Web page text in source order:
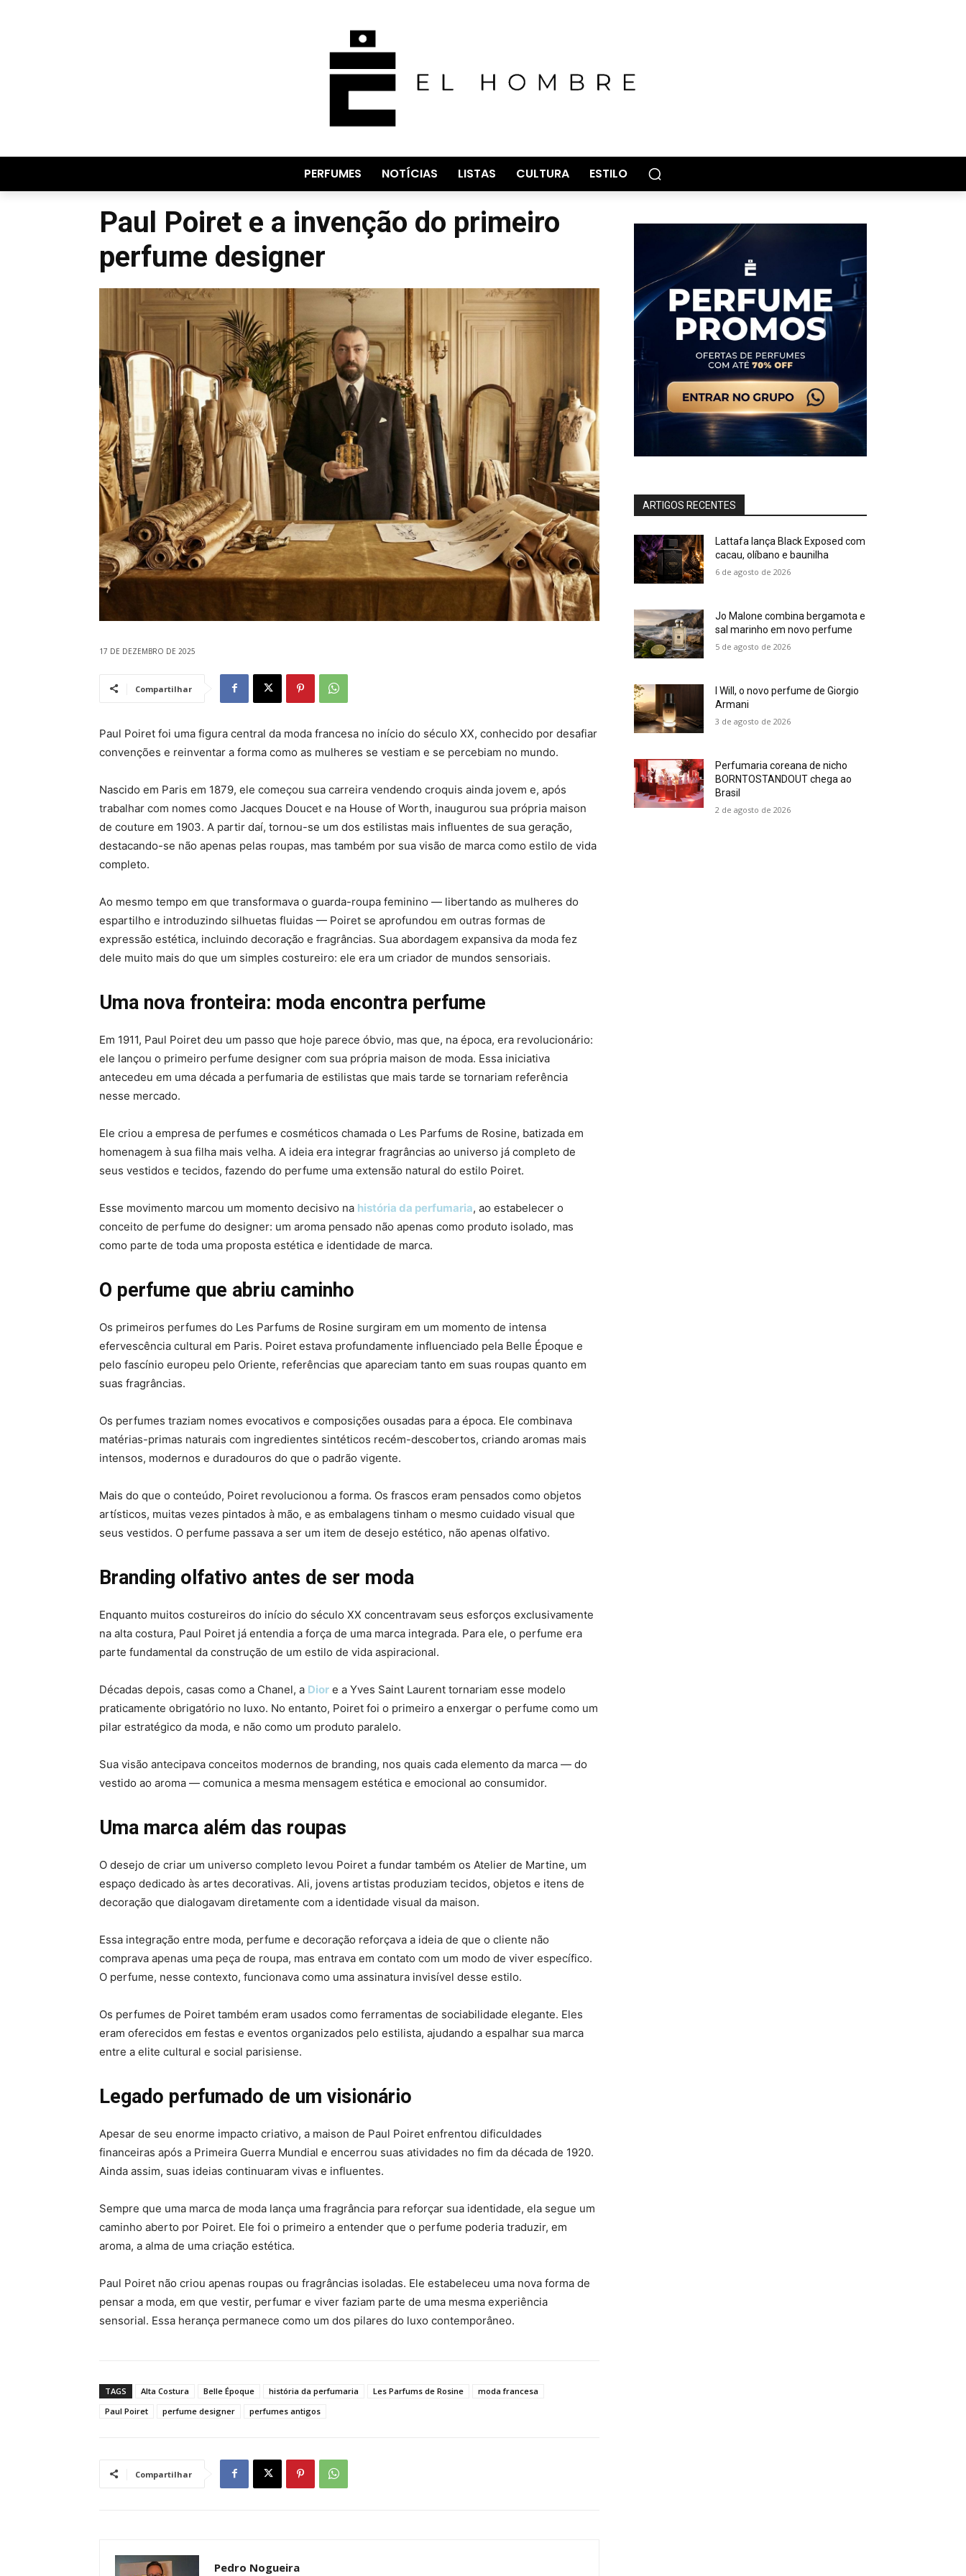
PERFUMES NOTÍCIAS LISTAS CULTURA ESTILO
Paul Poiret e a invenção do primeiro
perfume designer
17 DE DEZEMBRO DE 2025
Compartilhar
Paul Poiret foi uma figura central da moda francesa no início do século XX, conhecido por desafiar
convenções e reinventar a forma como as mulheres se vestiam e se percebiam no mundo.
Nascido em Paris em 1879, ele começou sua carreira vendendo croquis ainda jovem e, após
trabalhar com nomes como Jacques Doucet e na House of Worth, inaugurou sua própria maison
de couture em 1903. A partir daí, tornou-se um dos estilistas mais influentes de sua geração,
destacando-se não apenas pelas roupas, mas também por sua visão de marca como estilo de vida
completo.
Ao mesmo tempo em que transformava o guarda-roupa feminino — libertando as mulheres do
espartilho e introduzindo silhuetas fluidas — Poiret se aprofundou em outras formas de
expressão estética, incluindo decoração e fragrâncias. Sua abordagem expansiva da moda fez
dele muito mais do que um simples costureiro: ele era um criador de mundos sensoriais.
Uma nova fronteira: moda encontra perfume
Em 1911, Paul Poiret deu um passo que hoje parece óbvio, mas que, na época, era revolucionário:
ele lançou o primeiro perfume designer com sua própria maison de moda. Essa iniciativa
antecedeu em uma década a perfumaria de estilistas que mais tarde se tornariam referência
nesse mercado.
Ele criou a empresa de perfumes e cosméticos chamada o Les Parfums de Rosine, batizada em
homenagem à sua filha mais velha. A ideia era integrar fragrâncias ao universo já completo de
seus vestidos e tecidos, fazendo do perfume uma extensão natural do estilo Poiret.
Esse movimento marcou um momento decisivo na história da perfumaria, ao estabelecer o
conceito de perfume do designer: um aroma pensado não apenas como produto isolado, mas
como parte de toda uma proposta estética e identidade de marca.
O perfume que abriu caminho
Os primeiros perfumes do Les Parfums de Rosine surgiram em um momento de intensa
efervescência cultural em Paris. Poiret estava profundamente influenciado pela Belle Époque e
pelo fascínio europeu pelo Oriente, referências que apareciam tanto em suas roupas quanto em
suas fragrâncias.
Os perfumes traziam nomes evocativos e composições ousadas para a época. Ele combinava
matérias-primas naturais com ingredientes sintéticos recém-descobertos, criando aromas mais
intensos, modernos e duradouros do que o padrão vigente.
Mais do que o conteúdo, Poiret revolucionou a forma. Os frascos eram pensados como objetos
artísticos, muitas vezes pintados à mão, e as embalagens tinham o mesmo cuidado visual que
seus vestidos. O perfume passava a ser um item de desejo estético, não apenas olfativo.
Branding olfativo antes de ser moda
Enquanto muitos costureiros do início do século XX concentravam seus esforços exclusivamente
na alta costura, Paul Poiret já entendia a força de uma marca integrada. Para ele, o perfume era
parte fundamental da construção de um estilo de vida aspiracional.
Décadas depois, casas como a Chanel, a Dior e a Yves Saint Laurent tornariam esse modelo
praticamente obrigatório no luxo. No entanto, Poiret foi o primeiro a enxergar o perfume como um
pilar estratégico da moda, e não como um produto paralelo.
Sua visão antecipava conceitos modernos de branding, nos quais cada elemento da marca — do
vestido ao aroma — comunica a mesma mensagem estética e emocional ao consumidor.
Uma marca além das roupas
O desejo de criar um universo completo levou Poiret a fundar também os Atelier de Martine, um
espaço dedicado às artes decorativas. Ali, jovens artistas produziam tecidos, objetos e itens de
decoração que dialogavam diretamente com a identidade visual da maison.
Essa integração entre moda, perfume e decoração reforçava a ideia de que o cliente não
comprava apenas uma peça de roupa, mas entrava em contato com um modo de viver específico.
O perfume, nesse contexto, funcionava como uma assinatura invisível desse estilo.
Os perfumes de Poiret também eram usados como ferramentas de sociabilidade elegante. Eles
eram oferecidos em festas e eventos organizados pelo estilista, ajudando a espalhar sua marca
entre a elite cultural e social parisiense.
Legado perfumado de um visionário
Apesar de seu enorme impacto criativo, a maison de Paul Poiret enfrentou dificuldades
financeiras após a Primeira Guerra Mundial e encerrou suas atividades no fim da década de 1920.
Ainda assim, suas ideias continuaram vivas e influentes.
Sempre que uma marca de moda lança uma fragrância para reforçar sua identidade, ela segue um
caminho aberto por Poiret. Ele foi o primeiro a entender que o perfume poderia traduzir, em
aroma, a alma de uma criação estética.
Paul Poiret não criou apenas roupas ou fragrâncias isoladas. Ele estabeleceu uma nova forma de
pensar a moda, em que vestir, perfumar e viver faziam parte de uma mesma experiência
sensorial. Essa herança permanece como um dos pilares do luxo contemporâneo.
TAGS Alta Costura Belle Époque história da perfumaria Les Parfums de Rosine
moda francesa
Paul Poiret
perfume designer perfumes antigos
Compartilhar
Pedro Nogueira
ARTIGOS RECENTES
Lattafa lança Black Exposed com
cacau, olíbano e baunilha
6 de agosto de 2026
Jo Malone combina bergamota e
sal marinho em novo perfume
5 de agosto de 2026
I Will, o novo perfume de Giorgio
Armani
3 de agosto de 2026
Perfumaria coreana de nicho
BORNTOSTANDOUT chega ao
Brasil
2 de agosto de 2026